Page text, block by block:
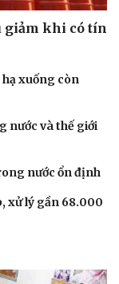
giảm khi có tín
hạ xuống còn
nước và thế giới
nước ổn định
xử lý gần 68.000